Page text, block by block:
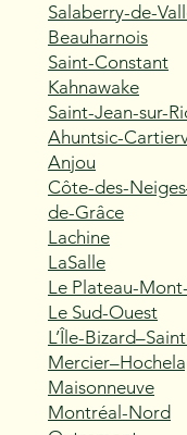
Salaberry-de-
Beauharnois
Saint-Constant
Kahnawake
Saint-Jean-sur-
Ahuntsic-
Anjou
Côte-des-
de-Grâce
Lachine
LaSalle
Le Plateau-
Le Sud-Ouest
L’Île-
Maisonneuve
Montréal-Nord